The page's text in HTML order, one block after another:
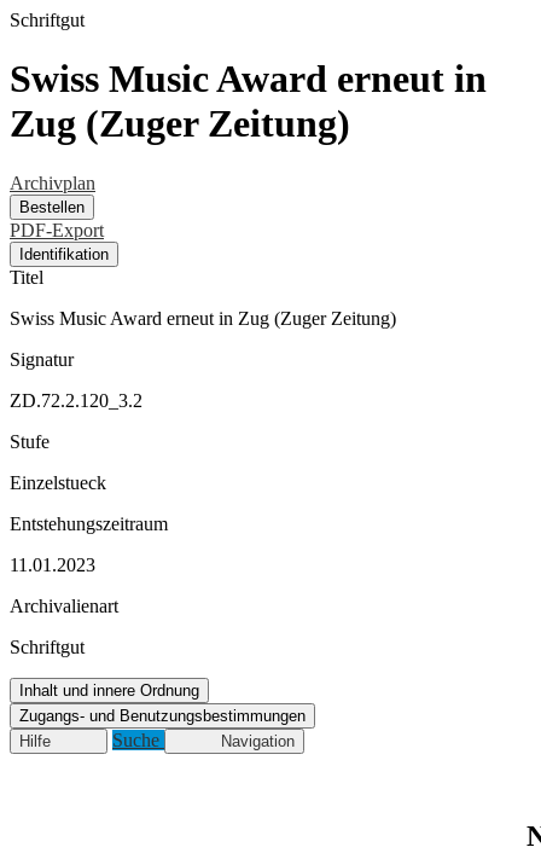
Schriftgut
Swiss Music Award erneut in
Zug (Zuger Zeitung)
Archivplan
Bestellen
PDF-Export
Identifikation
Titel
Swiss Music Award erneut in Zug (Zuger Zeitung)
Signatur
ZD.72.2.120_3.2
Stufe
Einzelstueck
Entstehungszeitraum
11.01.2023
Archivalienart
Schriftgut
Inhalt und innere Ordnung
Zugangs- und Benutzungsbestimmungen
Hilfe
Suche Navigation